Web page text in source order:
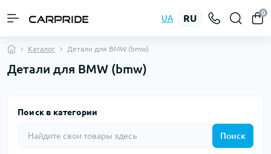
UA RU
0
Каталог Детали для BMW (bmw)
Детали для BMW (bmw)
Поиск в категории
Поиск